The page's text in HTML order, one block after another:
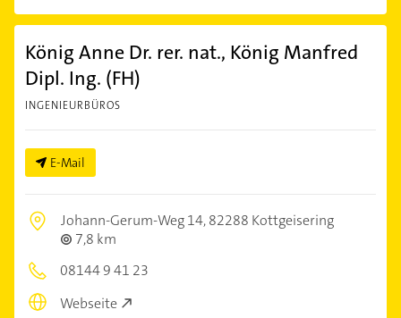
König Anne Dr. rer. nat., König Manfred
Dipl. Ing. (FH)
INGENIEURBÜROS
E-Mail
Johann-Gerum-Weg 14,82288 Kottgeisering
7,8 km
08144 9 41 23
Webseite